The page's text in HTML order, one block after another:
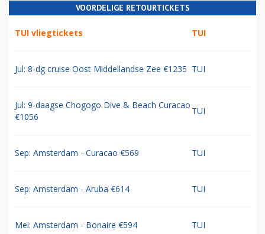
VOORDELIGE RETOURTICKETS
TUI vliegtickets TUI
Jul: 8-dg cruise Oost Middellandse Zee €1235 TUI
Jul: 9-daagse Chogogo Dive & Beach Curacao
€1056
TUI
Sep: Amsterdam - Curacao €569 TUI
Sep: Amsterdam - Aruba €614 TUI
Mei: Amsterdam - Bonaire €594 TUI